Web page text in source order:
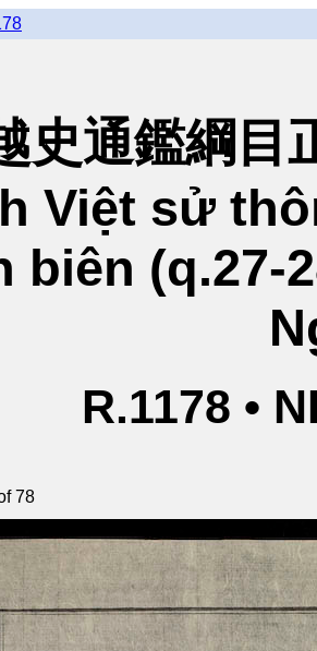
史通鑑綱目
Việt sử
biên (q.27-
R.1178 •
78